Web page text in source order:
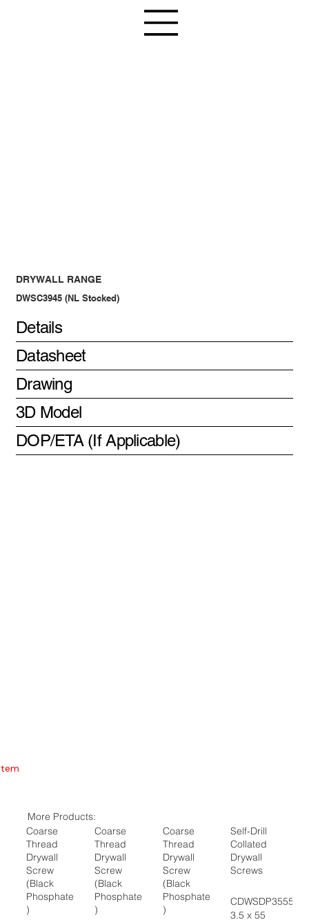
DRYWALL RANGE
DWSC3945 (NL Stocked)
Details
Datasheet
Drawing
3D Model
DOP/ETA (If Applicable)
More Products:
Coarse
Thread
Drywall
Screw
(Black
Phosphate
)
Coarse
Thread
Drywall
Screw
(Black
Phosphate
)
Coarse
Thread
Drywall
Screw
(Black
Phosphate
)
Self-Drill
Collated
Drywall
Screws
CDWSDP3555
3.5 x 55